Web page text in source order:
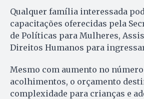
Qualquer família interessada
capacitações oferecidas pela
de Políticas para Mulheres,
Direitos Humanos para
Mesmo com aumento no número
acolhimentos, o orçamento
complexidade para crianças e